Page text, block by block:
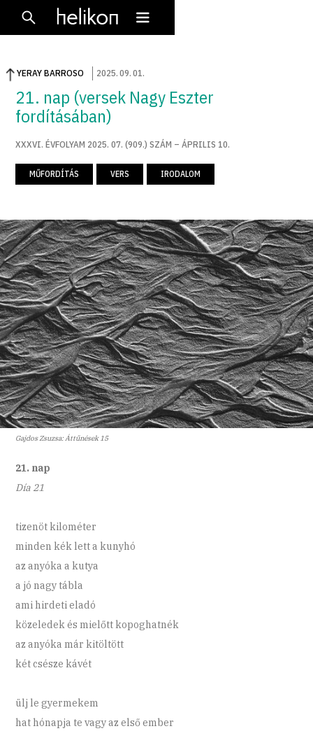
YERAY BARROSO 2025.09.01.
21. nap (versek Nagy Eszter
fordításában)
XXXVI. ÉVFOLYAM 2025. 07. (909.) SZÁM – ÁPRILIS 10.
MŰFORDÍTÁS VERS IRODALOM
Gajdos Zsuzsa: Áttűnések 15
21. nap
Día 21
tizenöt kilométer
minden kék lett a kunyhó
az anyóka a kutya
a jó nagy tábla
ami hirdeti eladó
közeledek és mielőtt kopoghatnék
az anyóka már kitöltött
két csésze kávét
ülj le gyermekem
hat hónapja te vagy az első ember